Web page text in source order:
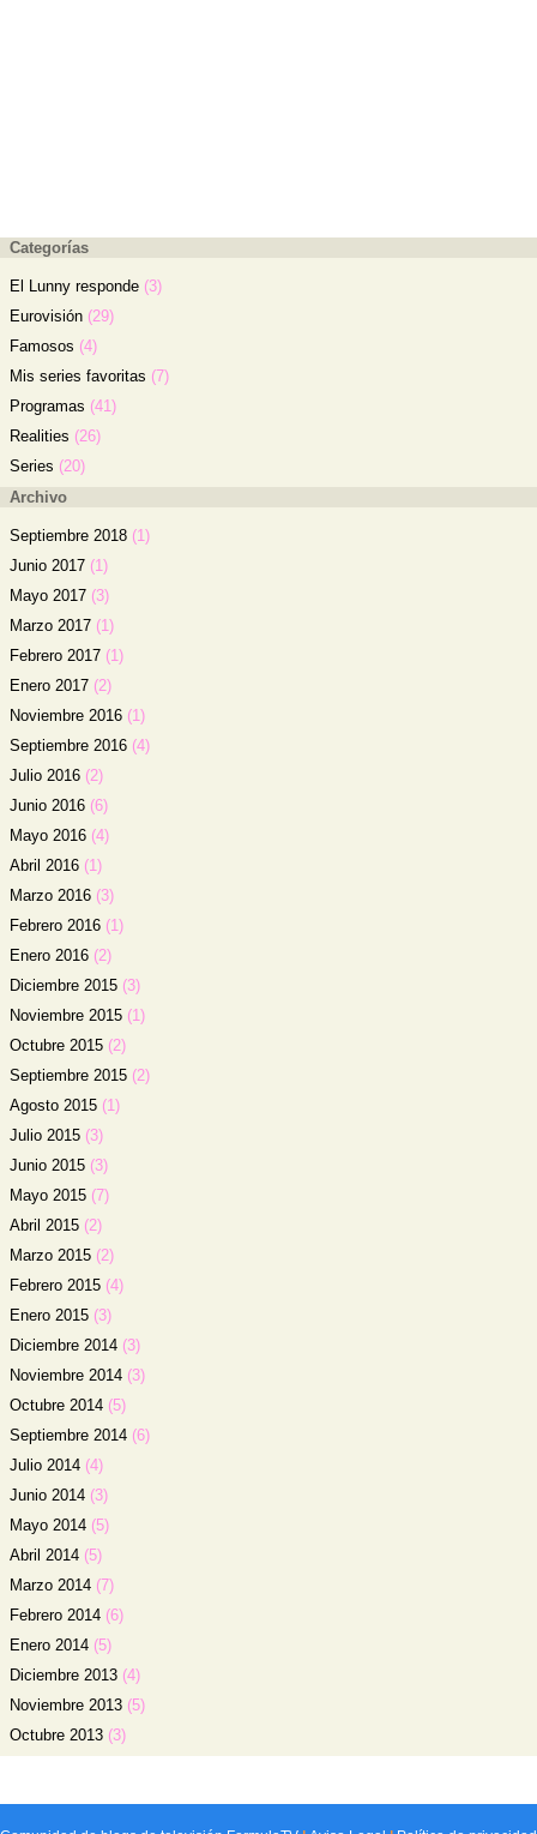
Categorías
El Lunny responde (3)
Eurovisión (29)
Famosos (4)
Mis series favoritas (7)
Programas (41)
Realities (26)
Series (20)
Archivo
Septiembre 2018 (1)
Junio 2017 (1)
Mayo 2017 (3)
Marzo 2017 (1)
Febrero 2017 (1)
Enero 2017 (2)
Noviembre 2016 (1)
Septiembre 2016 (4)
Julio 2016 (2)
Junio 2016 (6)
Mayo 2016 (4)
Abril 2016 (1)
Marzo 2016 (3)
Febrero 2016 (1)
Enero 2016 (2)
Diciembre 2015 (3)
Noviembre 2015 (1)
Octubre 2015 (2)
Septiembre 2015 (2)
Agosto 2015 (1)
Julio 2015 (3)
Junio 2015 (3)
Mayo 2015 (7)
Abril 2015 (2)
Marzo 2015 (2)
Febrero 2015 (4)
Enero 2015 (3)
Diciembre 2014 (3)
Noviembre 2014 (3)
Octubre 2014 (5)
Septiembre 2014 (6)
Julio 2014 (4)
Junio 2014 (3)
Mayo 2014 (5)
Abril 2014 (5)
Marzo 2014 (7)
Febrero 2014 (6)
Enero 2014 (5)
Diciembre 2013 (4)
Noviembre 2013 (5)
Octubre 2013 (3)